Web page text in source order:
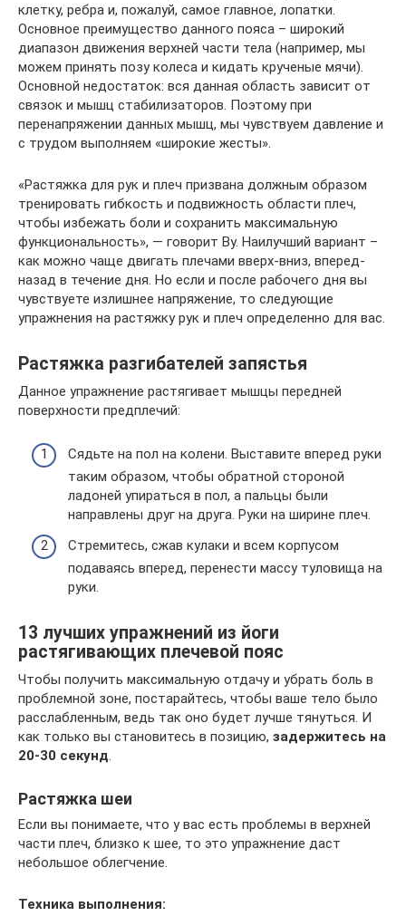
клетку, ребра и, пожалуй, самое главное, лопатки.
Основное преимущество данного пояса – широкий
диапазон движения верхней части тела (например, мы
можем принять позу колеса и кидать крученые мячи).
Основной недостаток: вся данная область зависит от
связок и мышц стабилизаторов. Поэтому при
перенапряжении данных мышц, мы чувствуем давление и
с трудом выполняем «широкие жесты».
«Растяжка для рук и плеч призвана должным образом
тренировать гибкость и подвижность области плеч,
чтобы избежать боли и сохранить максимальную
функциональность», — говорит Ву. Наилучший вариант –
как можно чаще двигать плечами вверх-вниз, вперед-
назад в течение дня. Но если и после рабочего дня вы
чувствуете излишнее напряжение, то следующие
упражнения на растяжку рук и плеч определенно для вас.
Растяжка разгибателей запястья
Данное упражнение растягивает мышцы передней
поверхности предплечий:
Сядьте на пол на колени. Выставите вперед руки
таким образом, чтобы обратной стороной
ладоней упираться в пол, а пальцы были
направлены друг на друга. Руки на ширине плеч.
Стремитесь, сжав кулаки и всем корпусом
подаваясь вперед, перенести массу туловища на
руки.
13 лучших упражнений из йоги
растягивающих плечевой пояс
Чтобы получить максимальную отдачу и убрать боль в
проблемной зоне, постарайтесь, чтобы ваше тело было
расслабленным, ведь так оно будет лучше тянуться. И
как только вы становитесь в позицию, задержитесь на
20-30 секунд
Растяжка шеи
Если вы понимаете, что у вас есть проблемы в верхней
части плеч, близко к шее, то это упражнение даст
небольшое облегчение.
Техника выполнения: